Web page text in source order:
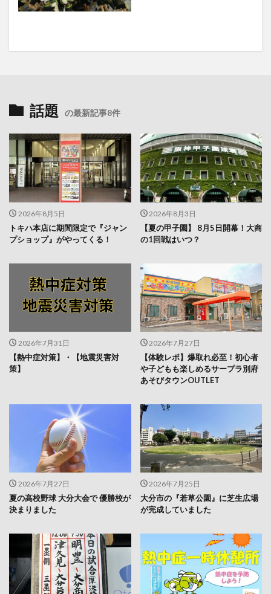
話題 の最新記事8件
2026年8月5日
トキハ本店に期間限定で『ジャン
プショップ』がやってくる！
2026年8月3日
【夏の甲子園】 8月5日開幕！大商
の1回戦はいつ？
2026年7月31日
【熱中症対策】・【地震災害対
策】
2026年7月27日
【体験レポ】爆取れ必至！初心者
や子どもも楽しめるサープラ別府
あそびタウンOUTLET
2026年7月27日
夏の高校野球 大分大会で 優勝校が
決まりました
2026年7月25日
大分市の『若草公園』に芝生広場
が完成していました